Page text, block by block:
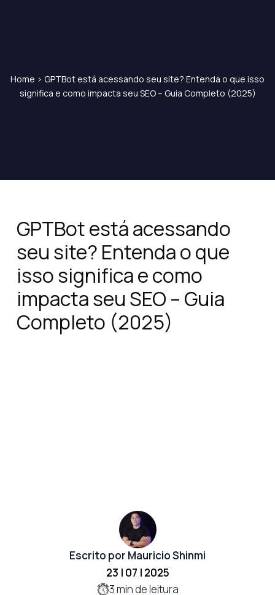
Home > GPTBot está acessando seu site? Entenda o que isso
significa e como impacta seu SEO – Guia Completo (2025)
GPTBot está acessando
seu site? Entenda o que
isso significa e como
impacta seu SEO – Guia
Completo (2025)
Escrito por Mauricio Shinmi
23 | 07 | 2025
3min de leitura